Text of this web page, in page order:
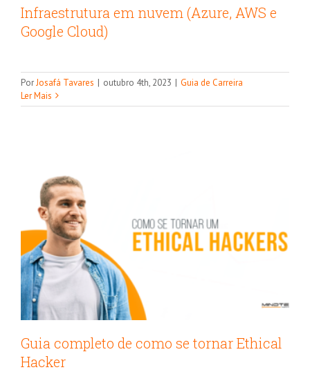
Infraestrutura em nuvem (Azure, AWS e
Google Cloud)
PorJosafá Tavares | outubro 4th, 2023 | Guia de Carreira
Ler Mais
Ethical Hacker
Guia de Carreira
Guia completo de como se tornar Ethical
Hacker